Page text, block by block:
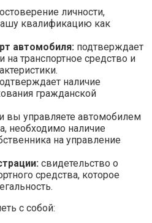
личности,
квалификацию как
автомобиля: подтверждает
на транспортное средство и
наличие
гражданской
вы управляете автомобилем
необходимо наличие
на управление
свидетельство о
средства, которое
с собой: